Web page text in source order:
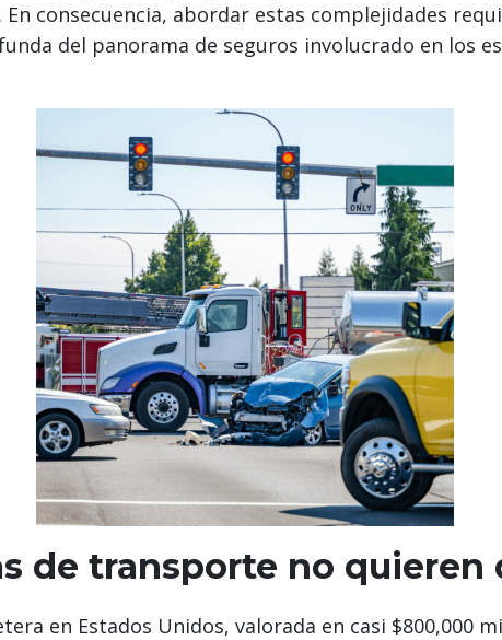
consecuencia, abordar estas complejidades
del panorama de seguros involucrado en los
de transporte no quieren
en Estados Unidos, valorada en casi $800,000